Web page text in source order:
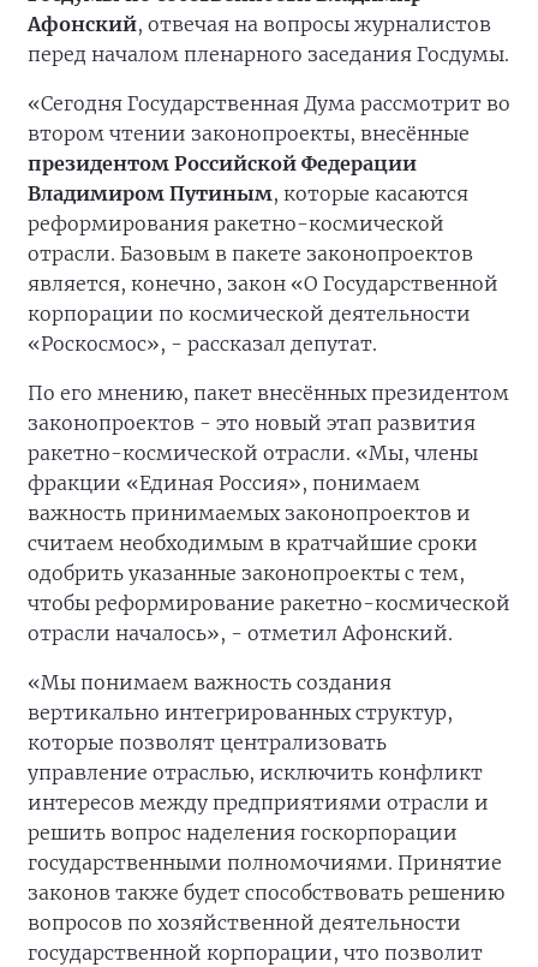
Афонский, отвечая на вопросы журналистов
перед началом пленарного заседания Госдумы.
«Сегодня Государственная Дума рассмотрит во
втором чтении законопроекты, внесённые
президентом Российской Федерации
Владимиром Путиным, которые касаются
реформирования ракетно-космической
отрасли. Базовым в пакете законопроектов
является, конечно, закон «О Государственной
корпорации по космической деятельности
«Роскосмос», - рассказал депутат.
По его мнению, пакет внесённых президентом
законопроектов - это новый этап развития
ракетно-космической отрасли. «Мы, члены
фракции «Единая Россия», понимаем
важность принимаемых законопроектов и
считаем необходимым в кратчайшие сроки
одобрить указанные законопроекты с тем,
чтобы реформирование ракетно-космической
отрасли началось», - отметил Афонский.
«Мы понимаем важность создания
вертикально интегрированных структур,
которые позволят централизовать
управление отраслью, исключить конфликт
интересов между предприятиями отрасли и
решить вопрос наделения госкорпорации
государственными полномочиями. Принятие
законов также будет способствовать решению
вопросов по хозяйственной деятельности
государственной корпорации, что позволит